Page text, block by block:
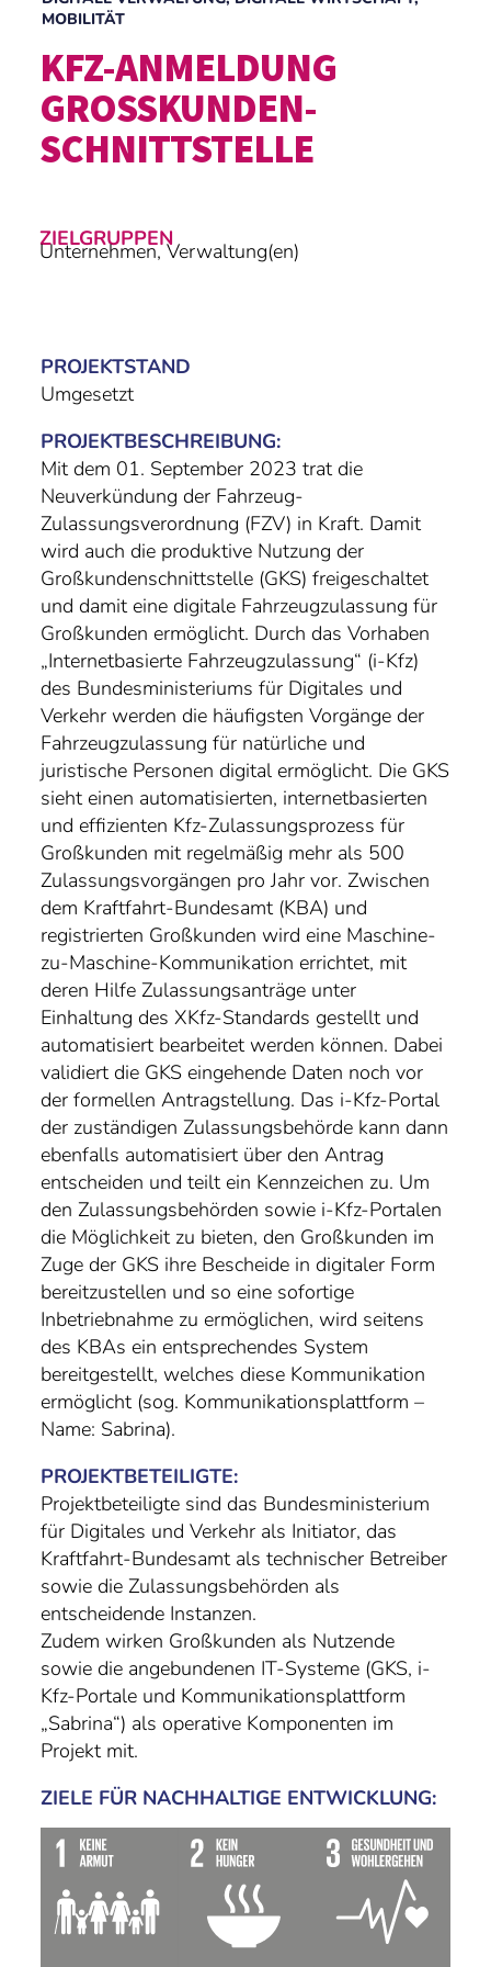
MOBILITÄT
KFZ-ANMELDUNG
GROSSKUNDEN­S
CHNITTSTELLE
ZIELGRUPPEN
Unternehmen, Verwaltung(en)
PROJEKTSTAND
Umgesetzt
PROJEKTBESCHREIBUNG:
Mit dem 01. September 2023 trat die
Neuverkündung der Fahrzeug-
Zulassungsverordnung (FZV) in Kraft. Damit
wird auch die produktive Nutzung der
Großkundenschnittstelle (GKS) freigeschaltet
und damit eine digitale Fahrzeugzulassung für
Großkunden ermöglicht. Durch das Vorhaben
„Internetbasierte Fahrzeugzulassung“ (i-Kfz)
des Bundesministeriums für Digitales und
Verkehr werden die häufigsten Vorgänge der
Fahrzeugzulassung für natürliche und
juristische Personen digital ermöglicht. Die GKS
sieht einen automatisierten, internetbasierten
und effizienten Kfz-Zulassungsprozess für
Großkunden mit regelmäßig mehr als 500
Zulassungsvorgängen pro Jahr vor. Zwischen
dem Kraftfahrt-Bundesamt (KBA) und
registrierten Großkunden wird eine Maschine-
zu-Maschine-Kommunikation errichtet, mit
deren Hilfe Zulassungsanträge unter
Einhaltung des XKfz-Standards gestellt und
automatisiert bearbeitet werden können. Dabei
validiert die GKS eingehende Daten noch vor
der formellen Antragstellung. Das i-Kfz-Portal
der zuständigen Zulassungsbehörde kann dann
ebenfalls automatisiert über den Antrag
entscheiden und teilt ein Kennzeichen zu. Um
den Zulassungsbehörden sowie i-Kfz-Portalen
die Möglichkeit zu bieten, den Großkunden im
Zuge der GKS ihre Bescheide in digitaler Form
bereitzustellen und so eine sofortige
Inbetriebnahme zu ermöglichen, wird seitens
des KBAs ein entsprechendes System
bereitgestellt, welches diese Kommunikation
ermöglicht (sog. Kommunikationsplattform –
Name: Sabrina).
PROJEKTBETEILIGTE:
Projektbeteiligte sind das Bundesministerium
für Digitales und Verkehr als Initiator, das
Kraftfahrt-Bundesamtals technischer Betreiber
sowie die Zulassungsbehörden als
entscheidende Instanzen.
Zudem wirken Großkunden als Nutzende
sowie die angebundenen IT-Systeme (GKS, i-
Kfz-Portale und Kommunikationsplattform
„Sabrina“) als operative Komponenten im
Projekt mit.
ZIELE FÜR NACHHALTIGE ENTWICKLUNG: